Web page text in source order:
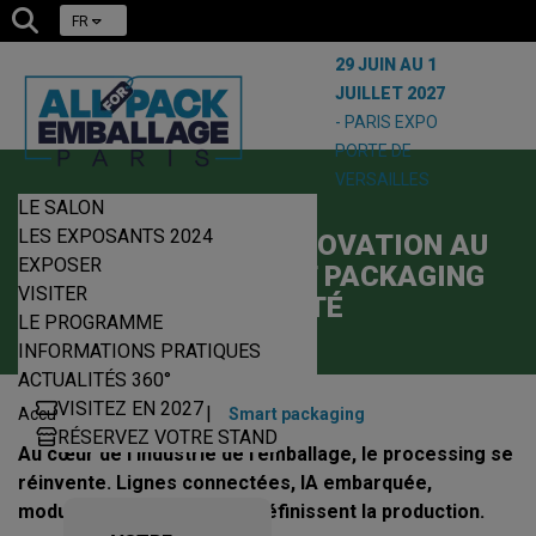
FR
29 JUIN AU 1
JUILLET 2027
- PARIS EXPO
PORTE DE
VERSAILLES
LE SALON
LES EXPOSANTS 2024
EXPOSER
VISITER
LE PROGRAMME
INFORMATIONS PRATIQUES
ACTUALITÉS 360°
VISITEZ EN 2027
RÉSERVEZ VOTRE STAND
PROCESSING : L’INNOVATION AU
SERVICE DU SMART PACKAGING
CONNECTÉ
Accueil | Actualités | Smart packaging
Au cœur de l’industrie de l’emballage, le processing se
réinvente. Lignes connectées, IA embarquée,
modularité et durabilité redéfinissent la production.